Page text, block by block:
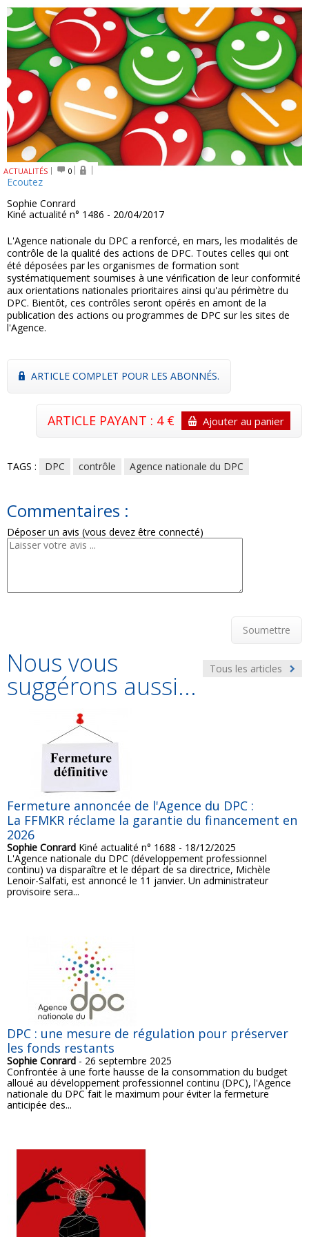
ACTUALITÉS 0
Ecoutez
Sophie Conrard
Kiné actualité n° 1486 - 20/04/2017
L'Agence nationale du DPC a renforcé, en mars, les modalités de
contrôle de la qualité des actions de DPC. Toutes celles qui ont
été déposées par les organismes de formation sont
systématiquement soumises à une vérification de leur conformité
aux orientations nationales prioritaires ainsi qu'au périmètre du
DPC. Bientôt, ces contrôles seront opérés en amont de la
publication des actions ou programmes de DPC sur les sites de
l'Agence.
ARTICLE COMPLET POUR LES ABONNÉS.
ARTICLE PAYANT : 4 € Ajouter au panier
TAGS : DPC contrôle Agence nationale du DPC
Commentaires :
Déposer un avis (vous devez être connecté)
Soumettre
Tous les articles
Nous vous
suggérons aussi...
Fermeture annoncée de l'Agence du DPC :
La FFMKR réclame la garantie du financement en
2026
Sophie Conrard Kiné actualité n° 1688 - 18/12/2025
L'Agence nationale du DPC (développement professionnel
continu) va disparaître et le départ de sa directrice, Michèle
Lenoir-Salfati, est annoncé le 11 janvier. Un administrateur
provisoire sera...
DPC : une mesure de régulation pour préserver
les fonds restants
Sophie Conrard - 26 septembre 2025
Confrontée à une forte hausse de la consommation du budget
alloué au développement professionnel continu (DPC), l'Agence
nationale du DPC fait le maximum pour éviter la fermeture
anticipée des...